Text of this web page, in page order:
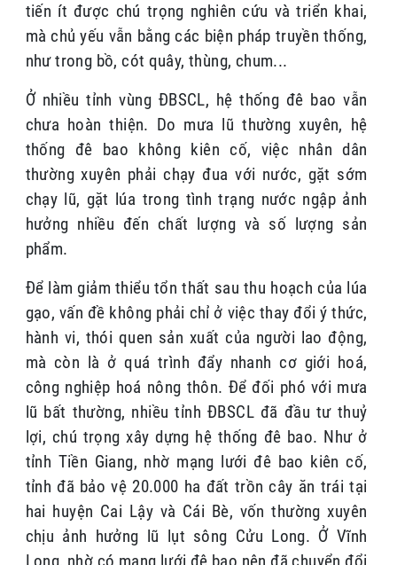
tiến ít được chú trọng nghiên cứu và triển khai,
mà chủ yếu vẫn bằng các biện pháp truyền thống,
như trong bồ, cót quây, thùng, chum...
Ở nhiều tỉnh vùng ĐBSCL, hệ thống đê bao vẫn
chưa hoàn thiện. Do mưa lũ thường xuyên, hệ
thống đê bao không kiên cố, việc nhân dân
thường xuyên phải chạy đua với nước, gặt sớm
chạy lũ, gặt lúa trong tình trạng nước ngập ảnh
hưởng nhiều đến chất lượng và số lượng sản
phẩm.
Để làm giảm thiểu tổn thất sau thu hoạch của lúa
gạo, vấn đề không phải chỉ ở việc thay đổi ý thức,
hành vi, thói quen sản xuất của người lao động,
mà còn là ở quá trình đẩy nhanh cơ giới hoá,
công nghiệp hoá nông thôn. Để đối phó với mưa
lũ bất thường, nhiều tỉnh ĐBSCL đã đầu tư thuỷ
lợi, chú trọng xây dựng hệ thống đê bao. Như ở
tỉnh Tiền Giang, nhờ mạng lưới đê bao kiên cố,
tỉnh đã bảo vệ 20.000 ha đất trồn cây ăn trái tại
hai huyện Cai Lậy và Cái Bè, vốn thường xuyên
chịu ảnh hưởng lũ lụt sông Cửu Long. Ở Vĩnh